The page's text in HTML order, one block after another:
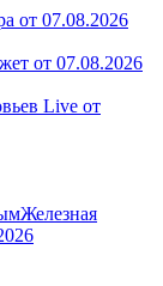
от 07.08.2026
от 07.08.2026
Live от
Железная